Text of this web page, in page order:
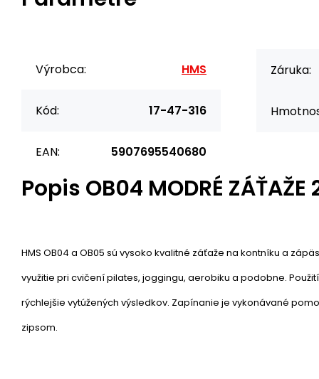
Výrobca: HMS
Kód: 17-47-316
EAN: 5907695540680
Záruka:
Popis OB04 MODRÉ ZÁŤAŽE
HMS OB04 a OB05 sú vysoko kvalitné záťaže na kontníku a
využitie pri cvičení pilates, joggingu, aerobiku a podobne.
rýchlejšie vytúžených výsledkov. Zapínanie je vykonávané
zipsom.